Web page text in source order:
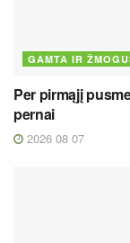
GAMTA IR
Per pirmąjį
pernai
2026 08 07